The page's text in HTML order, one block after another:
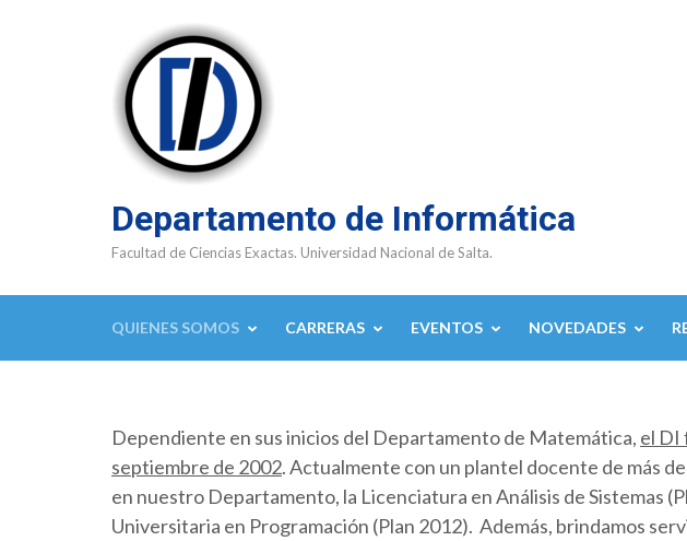
Departamento de Informática
Facultad de Ciencias Exactas. Universidad Nacional de Salta.
QUIENES SOMOS CARRERAS EVENTOS NOVEDADES
Dependiente en sus inicios del Departamento de Matemática, el DI
septiembre de 2002. Actualmente con un plantel docente de más
en nuestro Departamento, la Licenciatura en Análisis de Sistemas
Universitaria en Programación (Plan 2012). Además, brindamos